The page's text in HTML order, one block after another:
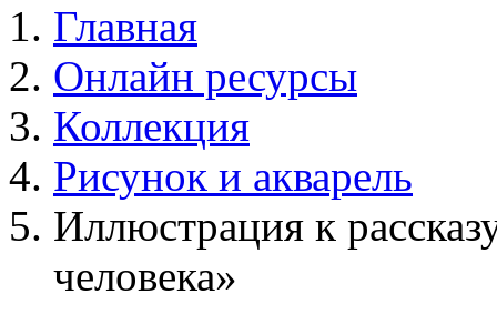
Главная
Онлайн ресурсы
Коллекция
Рисунок и акварель
Иллюстрация к
человека»